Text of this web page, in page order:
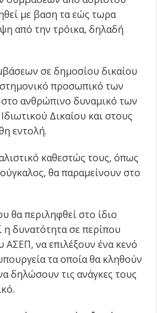
με βαση τα εώς τωρα
από την τρόικα, δηλαδή
σε δημοσίου δικαίου
προσωπικό των
ανθρώπινο δυναμικό των
Δικαίου και στους
εντολή.
καθεστώς τους, όπως
θα παραμείνουν στο
θα περιληφθεί στο ίδιο
η δυνατότητα σε περίπου
ΑΣΕΠ, να επιλέξουν ένα κενό
τα οποία θα κληθούν
δηλώσουν τις ανάγκες τους